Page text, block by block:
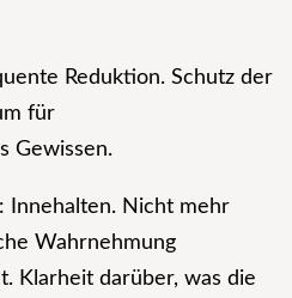
Reduktion. Schutz der
für
Gewissen.
Innehalten. Nicht mehr
Wahrnehmung
Klarheit darüber, was die